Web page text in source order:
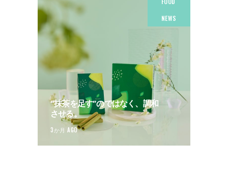
NEWS
“抹茶を足す”のではなく、調和
させる。
3か月 AGO